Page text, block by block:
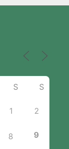
S S
1 2
8 9